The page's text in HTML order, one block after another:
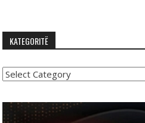
KATEGORITË
Kategoritë